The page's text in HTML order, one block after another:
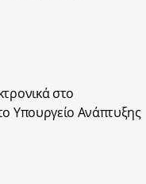
στο
Υπουργείο Ανάπτυξης